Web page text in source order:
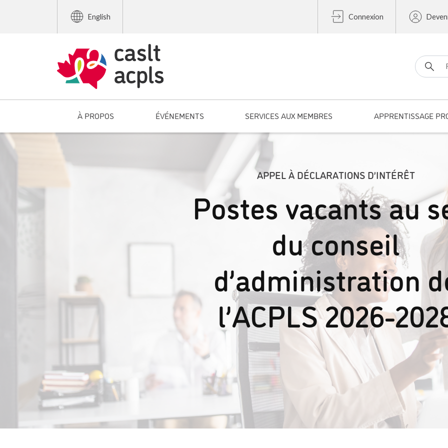
English Connexion
Search
À PROPOS ÉVÉNEMENTS SERVICES AUX MEMBRES APPRENTISSAGE
APPEL À DÉCLARATIONS D’INTÉRÊT
Postes vacants au
du conseil
d’administration
l’ACPLS 2026-